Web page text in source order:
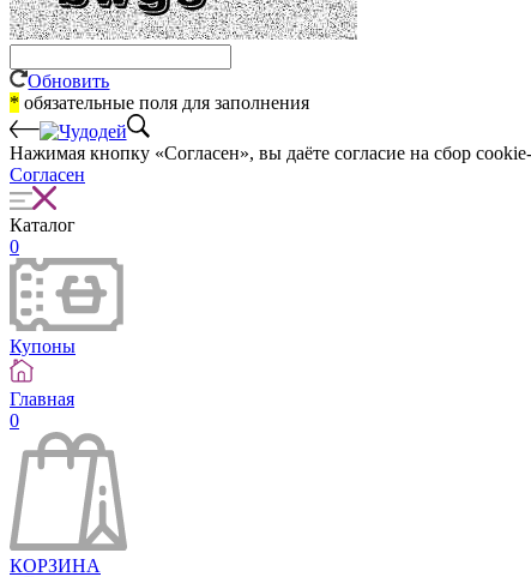
Обновить
* обязательные поля для заполнения
Нажимая кнопку «Согласен», вы даёте cогласие на сбор
Согласен
Каталог
0
Купоны
Главная
0
КОРЗИНА